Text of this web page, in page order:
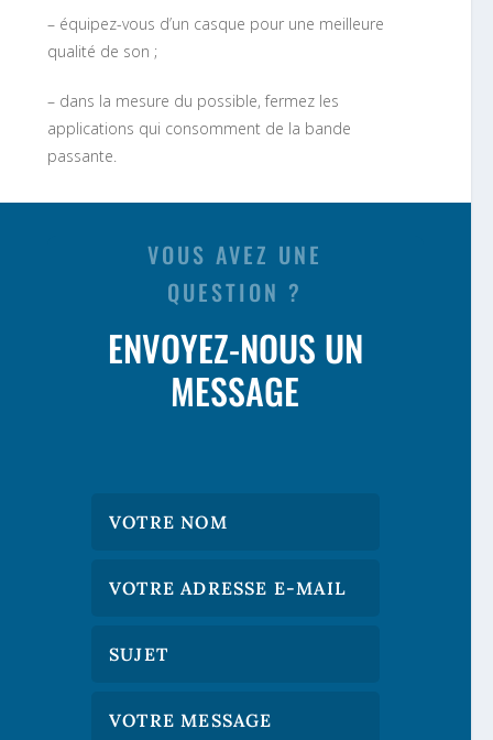
– équipez-vous d’un casque pour une meilleure
qualité de son ;
– dans la mesure du possible, fermez les
applications qui consomment de la bande
passante.
VOUS AVEZ UNE
QUESTION ?
ENVOYEZ-NOUS UN
MESSAGE